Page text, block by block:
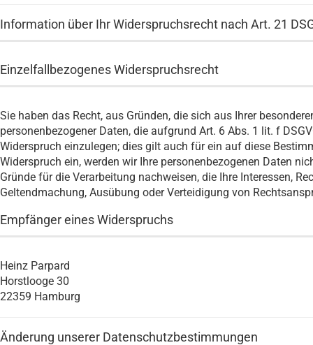
Information über Ihr Widerspruchsrecht nach Art. 21
Einzelfallbezogenes Widerspruchsrecht
Sie haben das Recht, aus Gründen, die sich aus Ihrer
personenbezogener Daten, die aufgrund Art. 6 Abs. 1 lit. f
Widerspruch einzulegen; dies gilt auch für ein auf diese
Widerspruch ein, werden wir Ihre personenbezogenen Daten
Gründe für die Verarbeitung nachweisen, die Ihre Interessen,
Geltendmachung, Ausübung oder Verteidigung von
Empfänger eines Widerspruchs
Heinz Parpard
Horstlooge 30
22359 Hamburg
Änderung unserer Datenschutzbestimmungen